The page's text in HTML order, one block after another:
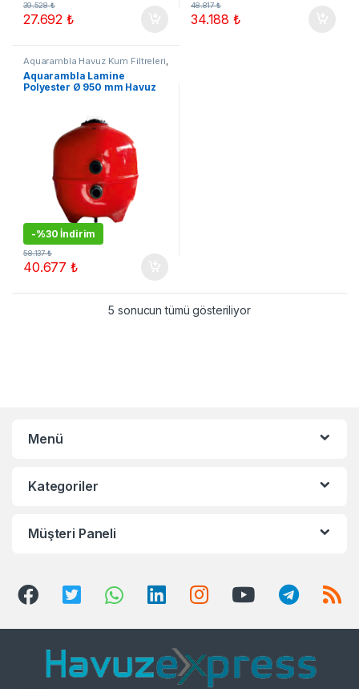
27.692₺
39.528₺
34.188₺
48.817₺
Aquarambla Havuz Kum Filtreleri,
Çok Satanlar Havuz Kum
Filtreleri,Kampanyalı Ürünler
Aquarambla Lamine
Polyester Ø 950 mm Havuz
-%30 İndirim
40.677₺
58.137₺
5 sonucun tümü gösteriliyor
Menü
Kategoriler
Müşteri Paneli